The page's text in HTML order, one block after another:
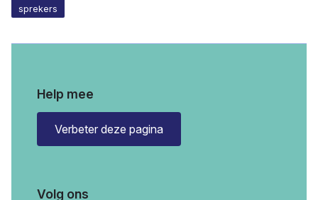
sprekers
Help mee
Verbeter deze pagina
Volg ons